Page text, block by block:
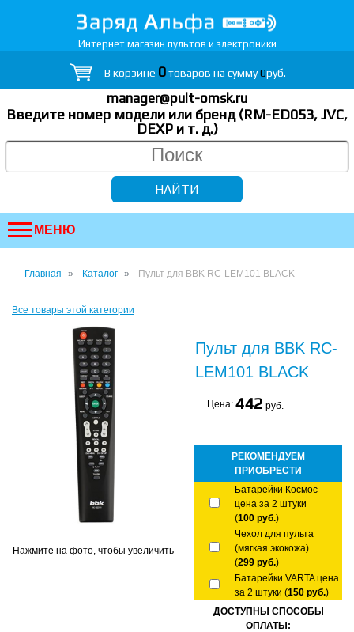
Интернет магазин пультов и электроники
В корзине 0товаров на сумму0руб.
manager@pult-omsk.ru
Введите номер модели или бренд (RM-ED053, JVC,
DEXP и т. д.)
МЕНЮ
Главная Каталог Пульт для BBK RC-LEM101 BLACK
Все товары этой категории
Нажмите на фото, чтобы увеличить
Пульт для BBK RC-
LEM101 BLACK
Цена: 442 руб.
РЕКОМЕНДУЕМ
ПРИОБРЕСТИ
Батарейки Космос
цена за 2 штуки
(100 руб.)
Чехол для пульта
(мягкая экокожа)
(299 руб.)
Батарейки VARTA цена
за 2 штуки (150 руб.)
ДОСТУПНЫ СПОСОБЫ
ОПЛАТЫ: